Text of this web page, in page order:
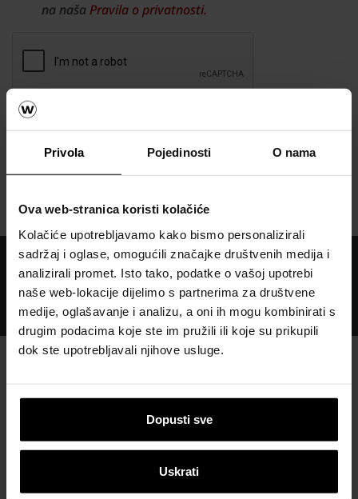
Privola Pojedinosti O nama
Ova web-stranica koristi kolačiće
Kolačiće upotrebljavamo kako bismo personalizirali
sadržaj i oglase, omogućili značajke društvenih medija i
analizirali promet. Isto tako, podatke o vašoj upotrebi
naše web-lokacije dijelimo s partnerima za društvene
medije, oglašavanje i analizu, a oni ih mogu kombinirati s
drugim podacima koje ste im pružili ili koje su prikupili
dok ste upotrebljavali njihove usluge.
Dopusti sve
Uskrati
na naša Pravila o privatnosti.
wienerberger Hrvatska
Planoton 30 crijepa
Međunarodno znanje i iskustvo
Profesionalna tehnička podrška i servis
Rješenja od održivog građevinskog materijala